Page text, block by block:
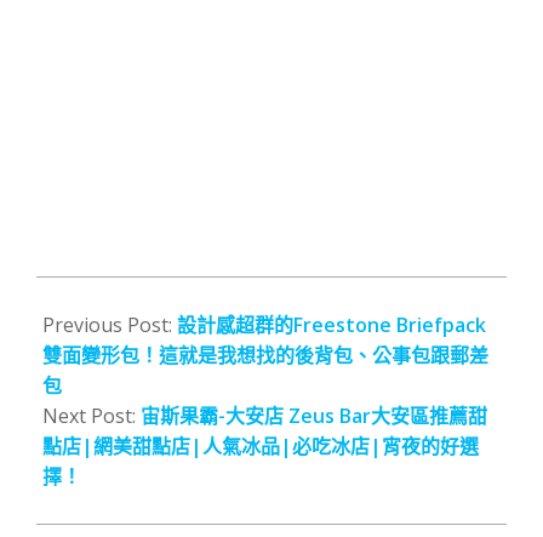
04-
16
Previous Post: 設計感超群的Freestone Briefpack
雙面變形包！這就是我想找的後背包、公事包跟郵差
包
Next Post: 宙斯果霸-大安店 Zeus Bar大安區推薦甜
點店|網美甜點店|人氣冰品|必吃冰店|宵夜的好選
擇！